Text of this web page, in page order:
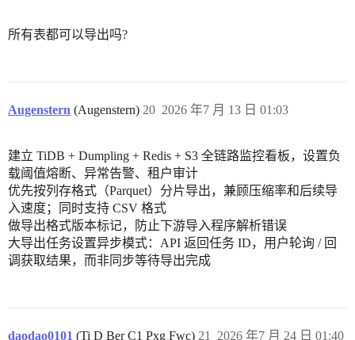
所有表都可以导出吗?
Augenstern (Augenstern) 2026 年7 月 13 日 01:03
20
建立 TiDB + Dumpling + Redis + S3 全链路监控看板，设置负
载阈值熔断、异常告警、租户审计
优先按列存格式（Parquet）分片导出，兼顾压缩率和后续导
入速度；同时支持 CSV 格式
做导出格式版本标记，防止下游导入程序解析错误
大导出任务设置异步模式：API 返回任务 ID，用户轮询 / 回
调获取结果，而非同步等待导出完成
daodao0101 (Ti D Ber C1 Pxg Fwc) 2026 年7 月 24 日 01:40
21